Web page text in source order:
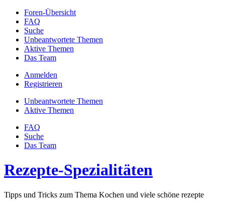
Foren-Übersicht
FAQ
Suche
Unbeantwortete Themen
Aktive Themen
Das Team
Anmelden
Registrieren
Unbeantwortete Themen
Aktive Themen
FAQ
Suche
Das Team
Rezepte-Spezialitäten
Tipps und Tricks zum Thema Kochen und viele schöne rezepte